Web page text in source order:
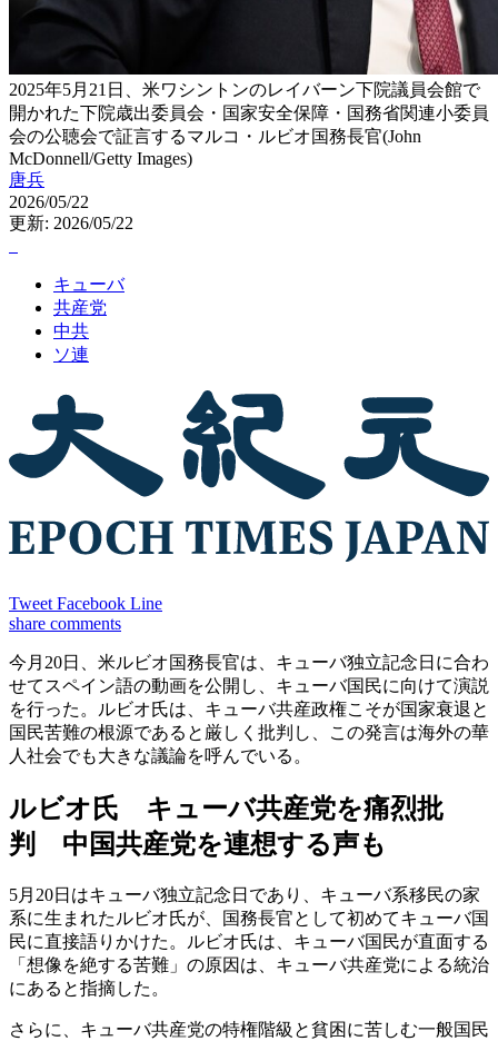
2025年5月21日、米ワシントンのレイバーン下院議員会館で
開かれた下院歳出委員会・国家安全保障・国務省関連小委員
会の公聴会で証言するマルコ・ルビオ国務長官(John
McDonnell/Getty Images)
唐兵
2026/05/22
更新: 2026/05/22
キューバ
共産党
中共
ソ連
Tweet Facebook Line
share comments
今月20日、米ルビオ国務長官は、キューバ独立記念日に合わ
せてスペイン語の動画を公開し、キューバ国民に向けて演説
を行った。ルビオ氏は、キューバ共産政権こそが国家衰退と
国民苦難の根源であると厳しく批判し、この発言は海外の華
人社会でも大きな議論を呼んでいる。
ルビオ氏 キューバ共産党を痛烈批
判 中国共産党を連想する声も
5月20日はキューバ独立記念日であり、キューバ系移民の家
系に生まれたルビオ氏が、国務長官として初めてキューバ国
民に直接語りかけた。ルビオ氏は、キューバ国民が直面する
「想像を絶する苦難」の原因は、キューバ共産党による統治
にあると指摘した。
さらに、キューバ共産党の特権階級と貧困に苦しむ一般国民